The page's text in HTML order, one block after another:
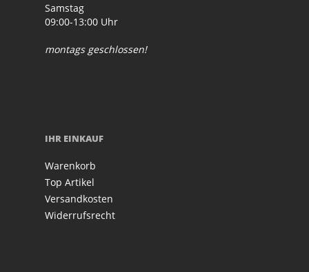
Samstag
09:00-13:00 Uhr
montags geschlossen!
IHR EINKAUF
Warenkorb
Top Artikel
Versandkosten
Widerrufsrecht